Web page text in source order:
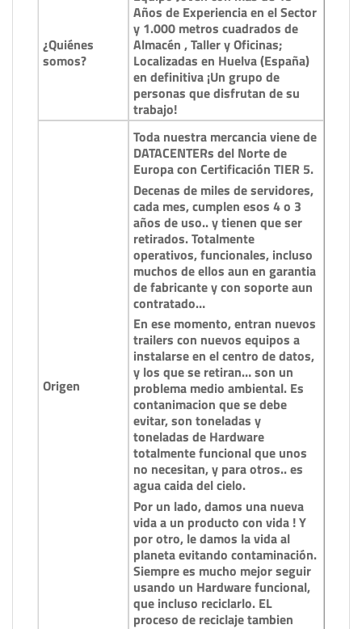
¿Quiénes
somos?
Años de Experiencia en el Sector
y 1.000 metros cuadrados de
Almacén , Taller y Oficinas;
Localizadas en Huelva (España)
en definitiva ¡Un grupo de
personas que disfrutan de su
trabajo!
Origen
Toda nuestra mercancia viene de
DATACENTERs del Norte de
Europa con Certificación TIER 5.
Decenas de miles de servidores,
cada mes, cumplen esos 4 o 3
años de uso.. y tienen que ser
retirados. Totalmente
operativos, funcionales, incluso
muchos de ellos aun en garantia
de fabricante y con soporte aun
contratado…
En ese momento, entran nuevos
trailers con nuevos equipos a
instalarse en el centro de datos,
y los que se retiran… son un
problema medio ambiental. Es
contanimacion que se debe
evitar, son toneladas y
toneladas de Hardware
totalmente funcional que unos
no necesitan, y para otros.. es
agua caida del cielo.
Por un lado, damos una nueva
vida a un producto con vida ! Y
por otro, le damos la vida al
planeta evitando contaminación.
Siempre es mucho mejor seguir
usando un Hardware funcional,
que incluso reciclarlo. EL
proceso de reciclaje tambien